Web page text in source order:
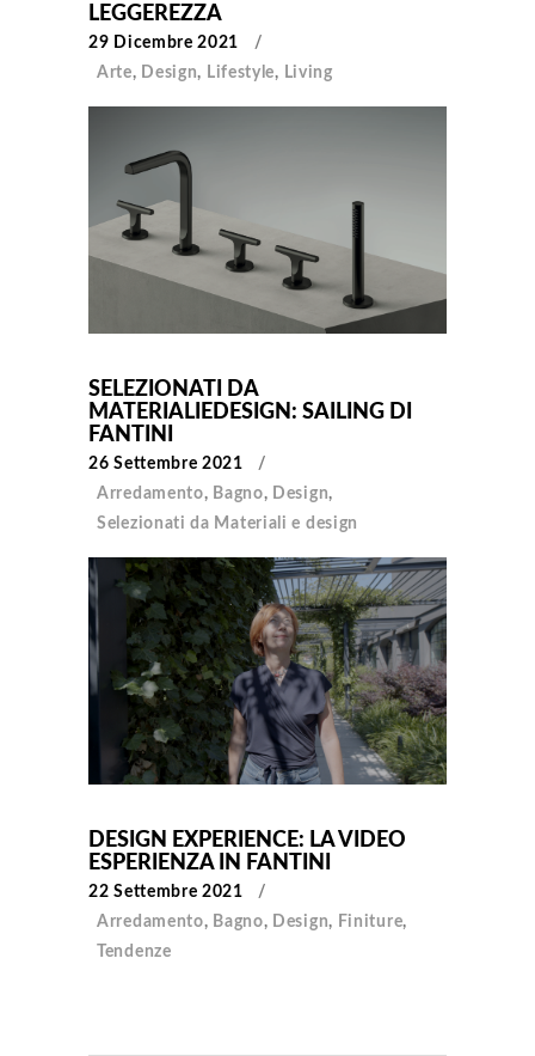
LEGGEREZZA
29 Dicembre 2021
Arte, Design, Lifestyle, Living
SELEZIONATI DA
MATERIALIEDESIGN: SAILING DI
FANTINI
26 Settembre 2021
Arredamento, Bagno, Design,
Selezionati da Materiali e design
DESIGN EXPERIENCE: LA VIDEO
ESPERIENZA IN FANTINI
22 Settembre 2021
Arredamento, Bagno, Design, Finiture,
Tendenze